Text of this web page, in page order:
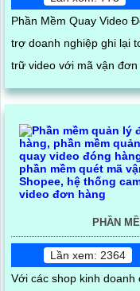
Phần Mềm Quay Video
trợ doanh nghiệp ghi lại
trữ video với mã vận
PHẦN
Lần xem: 2364
Với các shop kinh